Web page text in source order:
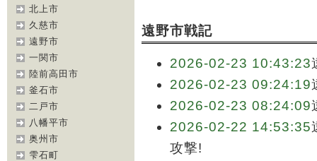
北上市
久慈市
遠野市
一関市
陸前高田市
釜石市
二戸市
八幡平市
奥州市
雫石町
遠野市戦記
2026-02-23 10:43:23
2026-02-23 09:24:19
2026-02-23 08:24:09
2026-02-22 14:53:35
攻撃!